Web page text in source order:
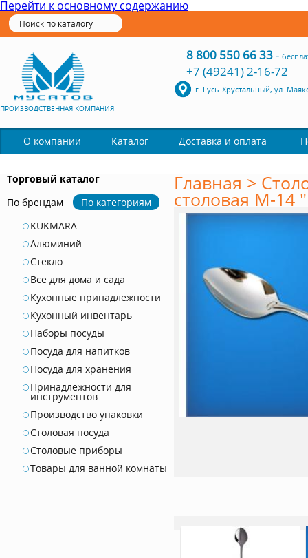
Перейти к основному содержанию
ПРОИЗВОДСТВЕННАЯ КОМПАНИЯ
8 800 550 66 33-
+7 (49241) 2-16-72
г. Гусь-Хрустальный, ул.
О компании Каталог Доставка и оплата
Торговый каталог
По брендам
По категориям
KUKMARA
Алюминий
Стекло
Все для дома и сада
Кухонные принадлежности
Кухонный инвентарь
Наборы посуды
Посуда для напитков
Посуда для хранения
Принадлежности для
инструментов
Производство упаковки
Столовая посуда
Столовые приборы
Товары для ванной комнаты
Главная >
столовая М-14